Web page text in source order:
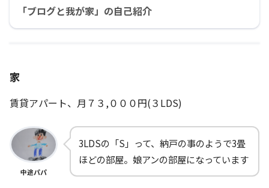
「ブログと我が家」の自己紹介
家
賃貸アパート、月７３,０００円(３LDS)
中途パパ
3LDSの「S」って、納戸の事のようで3畳
ほどの部屋。娘アンの部屋になっています